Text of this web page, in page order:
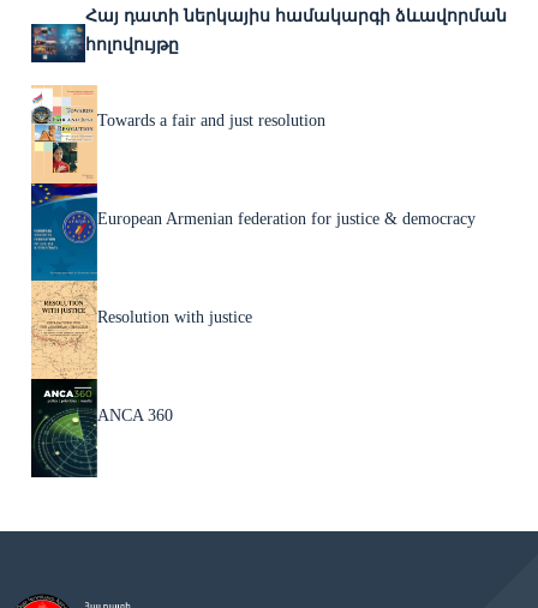
Հայ դատի ներկայիս համակարգի ձևավորման
հոլովույթը
Towards a fair and just resolution
European Armenian federation for justice & democracy
Resolution with justice
ANCA 360